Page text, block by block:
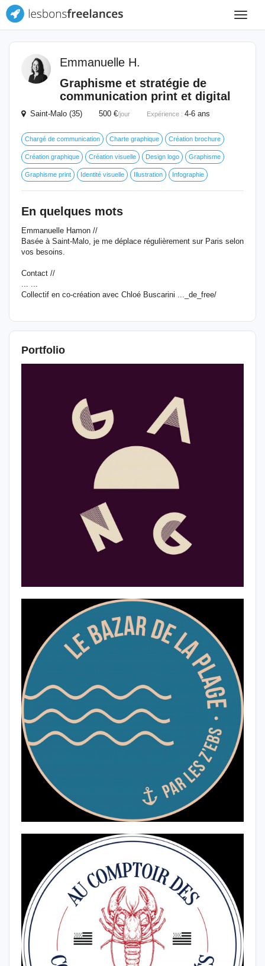
Toggle
Emmanuelle H.
Graphisme et stratégie de
communication print et digital
Saint-Malo (35) 500 €/jour Expérience : 4-6 ans
Chargé de communication Charte graphique Création brochure
Création graphique Création visuelle Design logo Graphisme
Graphisme print Identité visuelle Illustration Infographie
En quelques mots
Emmanuelle Hamon //
Basée à Saint-Malo, je me déplace régulièrement sur Paris selon
vos besoins.
Contact //
... ...
Collectif en co-création avec Chloé Buscarini ..._de_free/
Portfolio